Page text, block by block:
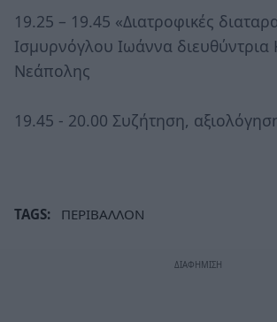
19.25 – 19.45 «Διατροφικές
Ισμυρνόγλου Ιωάννα
Νεάπολης
19.45 - 20.00 Συζήτηση,
TAGS: ΠΕΡΙΒΑΛΛΟΝ